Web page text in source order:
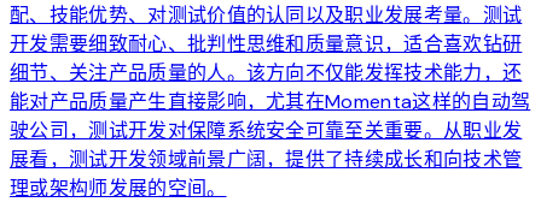
配、技能优势、对测试价值的认同以及职业发展考量。测试
开发需要细致耐心、批判性思维和质量意识，适合喜欢钻研
细节、关注产品质量的人。该方向不仅能发挥技术能力，还
能对产品质量产生直接影响，尤其在Momenta这样的自动驾
驶公司，测试开发对保障系统安全可靠至关重要。从职业发
展看，测试开发领域前景广阔，提供了持续成长和向技术管
理或架构师发展的空间。